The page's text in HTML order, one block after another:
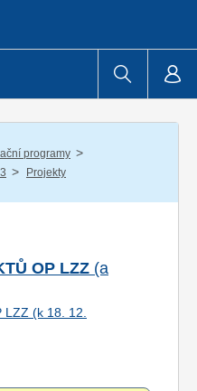
programy /
/ Projekty
OP LZZ (a
(k 18. 12.